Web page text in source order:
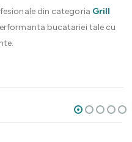
din categoria Grill
bucatariei tale cu